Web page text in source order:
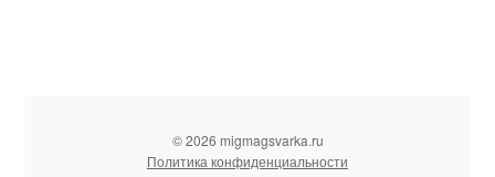
© 2026 migmagsvarka.ru
Политика конфиденциальности